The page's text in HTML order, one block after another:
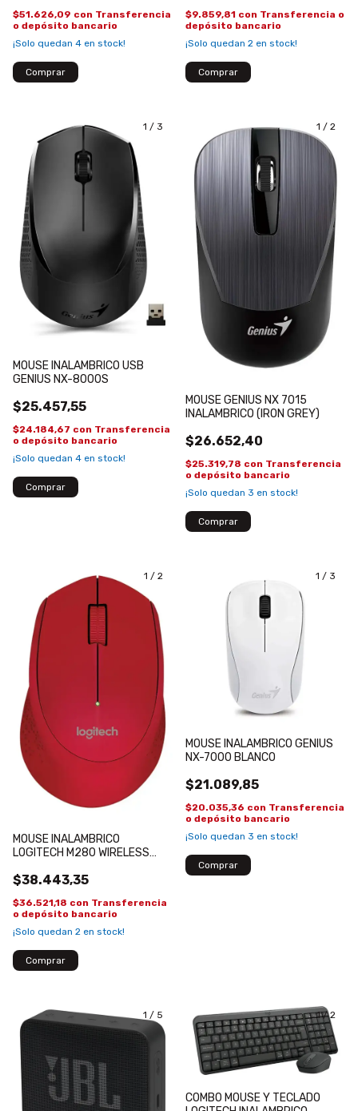
$51.626,09 con Transferencia
o depósito bancario
¡Solo quedan 4 en stock!
$9.859,81 con Transferencia o
depósito bancario
¡Solo quedan 2 en stock!
1 / 3
MOUSE INALAMBRICO USB
GENIUS NX-8000S
$25.457,55
$24.184,67 con Transferencia
o depósito bancario
¡Solo quedan 4 en stock!
1 / 2
MOUSE GENIUS NX 7015
INALAMBRICO (IRON GREY)
$26.652,40
$25.319,78 con Transferencia
o depósito bancario
¡Solo quedan 3 en stock!
1 / 2
MOUSE INALAMBRICO
LOGITECH M280 WIRELESS
$38.443,35
$36.521,18 con Transferencia
o depósito bancario
¡Solo quedan 2 en stock!
1 / 3
MOUSE INALAMBRICO GENIUS
NX-7000 BLANCO
$21.089,85
$20.035,36 con Transferencia
o depósito bancario
¡Solo quedan 3 en stock!
1 / 5 1/2
COMBO MOUSE Y TECLADO